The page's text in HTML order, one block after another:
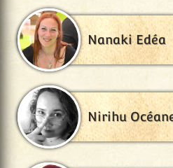
Nanaki Edéa
Nirihu